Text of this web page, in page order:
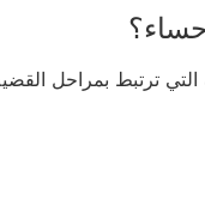
بمراحل القضية